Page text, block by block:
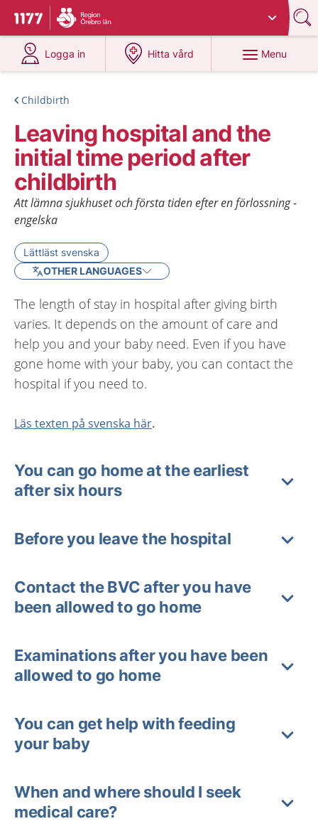
To start page for 1177
Du har valt region
Logga in
at 1177.se
Hitta vård
at 1177.se
Menu
Childbirth
Leaving hospital and the
initial time period after
childbirth
Att lämna sjukhuset och första tiden efter en förlossning -
engelska
Lättläst svenska
OTHER LANGUAGES
The length of stay in hospital after giving birth
varies. It depends on the amount of care and
help you and your baby need. Even if you have
gone home with your baby, you can contact the
hospital if you need to.
Läs texten på svenska här.
You can go home at the earliest
after six hours
Before you leave the hospital
Contact the BVC after you have
been allowed to go home
Examinations after you have been
allowed to go home
You can get help with feeding
your baby
When and where should I seek
medical care?